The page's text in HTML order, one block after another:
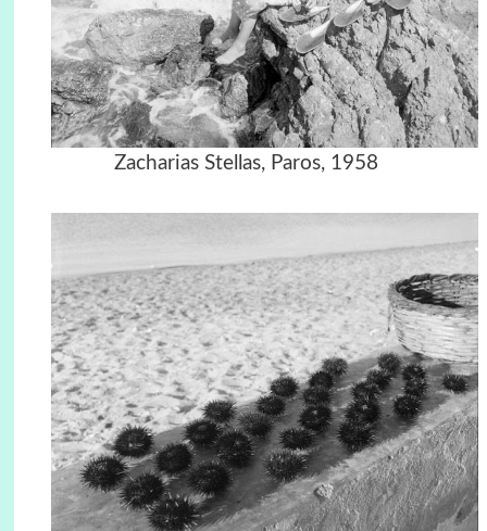
Zacharias Stellas, Paros, 1958